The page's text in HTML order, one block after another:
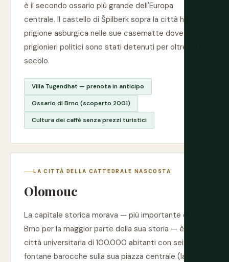
è il secondo ossario più grande dell'Europa
centrale. Il castello di Špilberk sopra la città ha una
prigione asburgica nelle sue casematte dove i
prigionieri politici sono stati detenuti per oltre un
secolo.
Villa Tugendhat — prenota in anticipo
Ossario di Brno (scoperto 2001)
Cultura dei caffè senza prezzi turistici
LA CITTÀ DELLA CATTEDRALE NASCOSTA
Olomouc
La capitale storica morava — più importante di
Brno per la maggior parte della sua storia — è una
città universitaria di 100.000 abitanti con sei
fontane barocche sulla sua piazza centrale (la